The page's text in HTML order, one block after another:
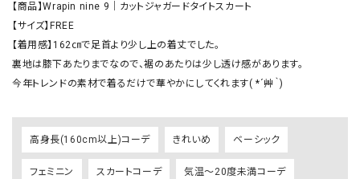
【商品】Wrapin nine 9｜カットジャガードタイトスカート
【サイズ】FREE
【着用感】162㎝で足首より少し上の着丈でした。
裏地は膝下あたりまでなので、裾のあたりは少し透け感があります。
今年トレンドの素材で着るだけで華やかにしてくれます( *´艸｀)
高身長(160cm以上)コーデ きれいめ ベーシック
フェミニン スカートコーデ 気温～20度未満コーデ